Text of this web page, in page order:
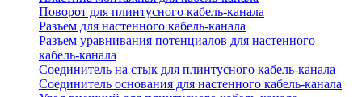
Поворот для плинтусного кабель-канала
Разъем для настенного кабель-канала
Разъем уравнивания потенциалов для настенного
кабель-канала
Соединитель на стык для плинтусного кабель-канала
Соединитель основания для настенного кабель-канала